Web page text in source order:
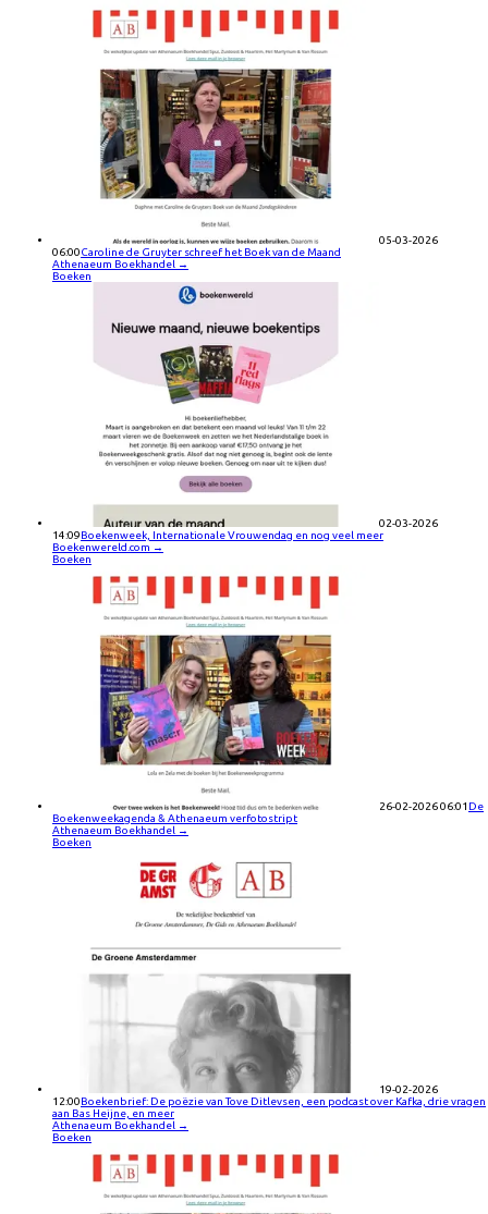
05-03-2026
06:00Caroline de Gruyter schreef het Boek van de Maand
Athenaeum Boekhandel →
Boeken
02-03-2026
14:09Boekenweek, Internationale Vrouwendag en nog veel meer
Boekenwereld.com →
Boeken
26-02-2026 06:01 De
Boekenweekagenda & Athenaeum verfotostript
Athenaeum Boekhandel →
Boeken
19-02-2026
12:00Boekenbrief: De poëzie van Tove Ditlevsen, een podcast over Kafka, drie vragen
aan Bas Heijne, en meer
Athenaeum Boekhandel →
Boeken